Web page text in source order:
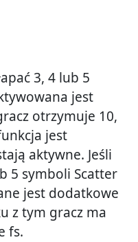
3, 4 lub 5
jest
otrzymuje 10,
jest
aktywne. Jeśli
5 symboli Scatter
jest dodatkowe
z tym gracz ma
fs.